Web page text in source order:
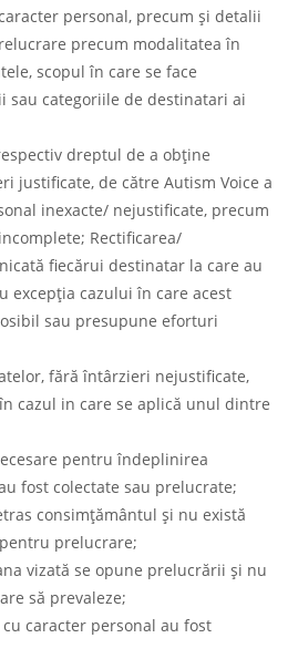
personal, precum și detalii
precum modalitatea în
scopul în care se face
sau categoriile de destinatari ai
dreptul de a obține
justificate, de către Autism Voice a
inexacte/ nejustificate, precum
Rectificarea/
fiecărui destinatar la care au
excepția cazului în care acest
sau presupune eforturi
fără întârzieri nejustificate,
cazul in care se aplică unul dintre
pentru îndeplinirea
fost colectate sau prelucrate;
consimțământul și nu există
prelucrare;
vizată se opune prelucrării și nu
să prevaleze;
caracter personal au fost